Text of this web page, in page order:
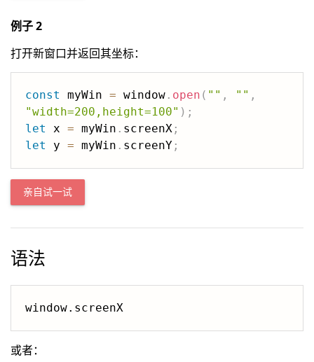
例子 2
打开新窗口并返回其坐标：
const myWin = window . open ( "" , "" ,
"width=200,height=100" ) ;
let
x = myWin . screenX ;
let
y = myWin . screenY ;
亲自试一试
语法
window.screenX
或者：